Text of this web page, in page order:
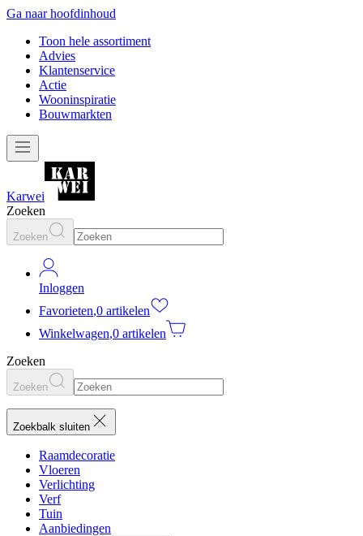
Ga naar hoofdinhoud
Toon hele assortiment
Advies
Klantenservice
Actie
Wooninspiratie
Bouwmarkten
Karwei
Zoeken
Zoeken
Inloggen
Favorieten,0 artikelen
Winkelwagen,0 artikelen
Zoeken
Zoeken
Zoekbalk sluiten
Raamdecoratie
Vloeren
Verlichting
Verf
Tuin
Aanbiedingen